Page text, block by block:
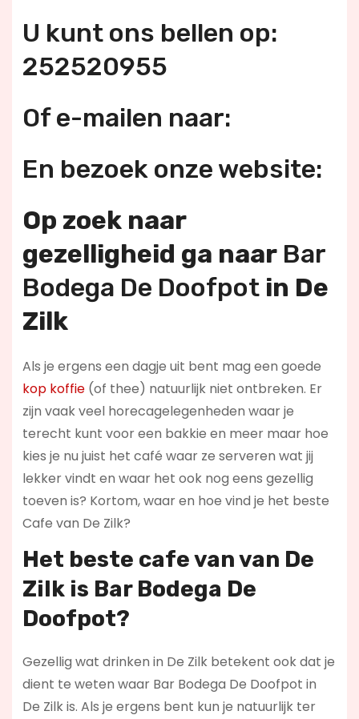
U kunt ons bellen op:
252520955
Of e-mailen naar:
En bezoek onze website:
Op zoek naar
gezelligheid ga naar Bar
Bodega De Doofpotin De
Zilk
Als je ergens een dagje uit bent mag een goede
kop koffie(of thee) natuurlijk niet ontbreken. Er
zijn vaak veel horecagelegenheden waar je
terecht kunt voor een bakkie en meer maar hoe
kies je nu juist het café waar ze serveren wat jij
lekker vindt en waar het ook nog eens gezellig
toeven is? Kortom, waar en hoe vind je het beste
Cafe van De Zilk?
Het beste cafe van van De
Zilk is Bar Bodega De
Doofpot?
Gezellig wat drinken in De Zilk betekent ook dat je
dient te weten waar Bar Bodega De Doofpot in
De Zilk is. Als je ergens bent kun je natuurlijk ter